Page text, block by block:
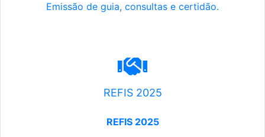
Emissão de guia, consultas e certidão.
REFIS 2025
REFIS 2025